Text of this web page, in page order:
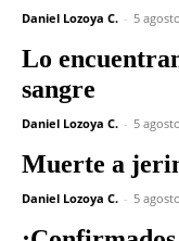
Daniel Lozoya C. - 5
Lo
sangre
Daniel Lozoya C. - 5
Muerte a
Daniel Lozoya C. - 5